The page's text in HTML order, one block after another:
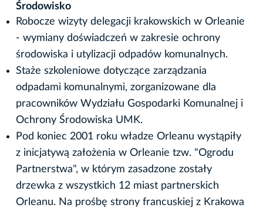
Środowisko
Robocze wizyty delegacji krakowskich w Orleanie
- wymiany doświadczeń w zakresie ochrony
środowiska i utylizacji odpadów komunalnych.
Staże szkoleniowe dotyczące zarządzania
odpadami komunalnymi, zorganizowane dla
pracowników Wydziału Gospodarki Komunalnej i
Ochrony Środowiska UMK.
Pod koniec 2001 roku władze Orleanu wystąpiły
z inicjatywą założenia w Orleanie tzw. "Ogrodu
Partnerstwa", w którym zasadzone zostały
drzewka z wszystkich 12 miast partnerskich
Orleanu. Na prośbę strony francuskiej z Krakowa